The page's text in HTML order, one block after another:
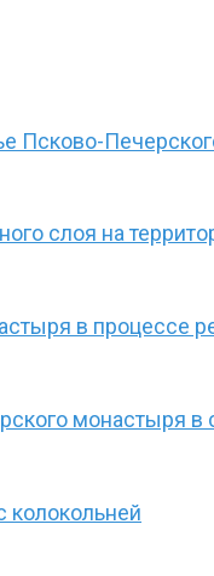
Псково-
слоя на
в процессе
монастыря в
колокольней